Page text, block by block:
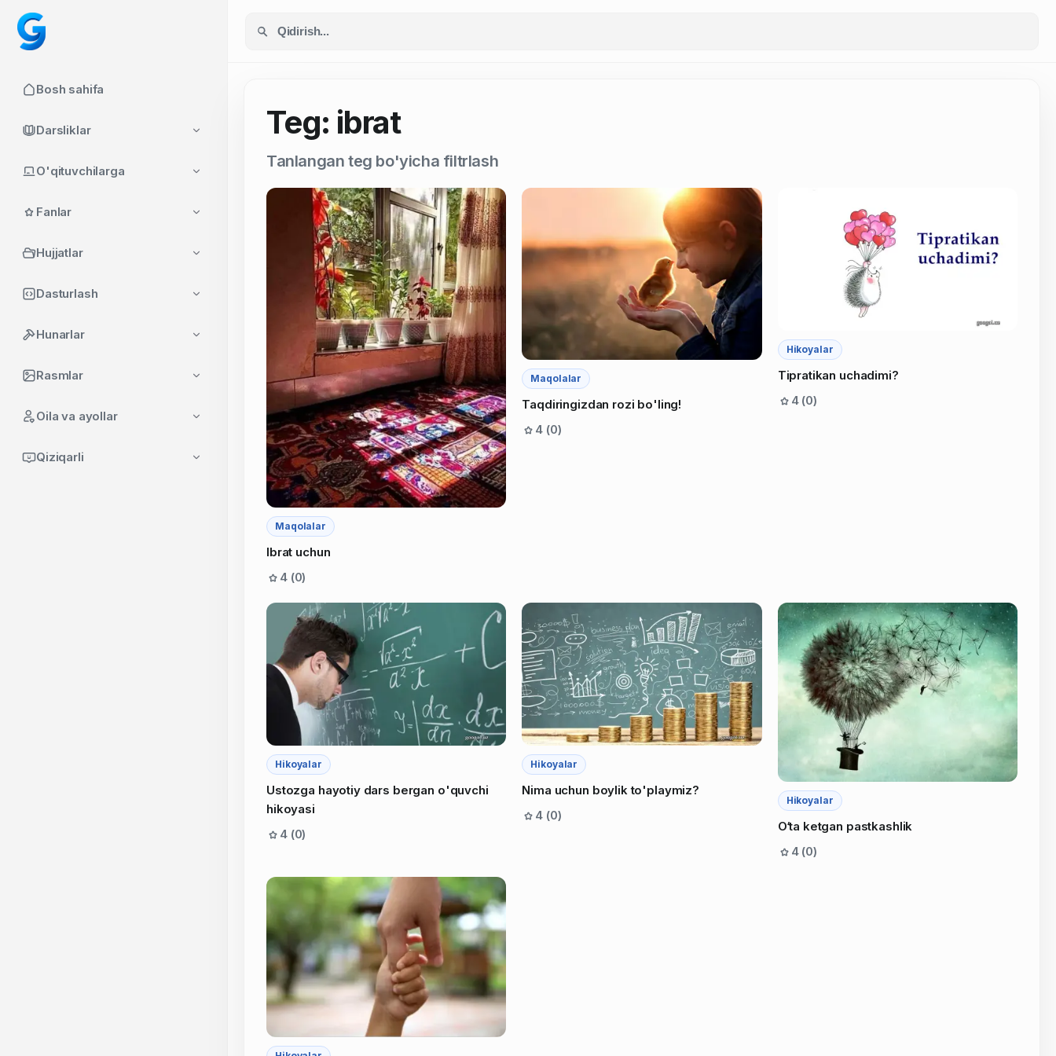
Bosh sahifa
Darsliklar
O'qituvchilarga
Fanlar
Hujjatlar
Dasturlash
Hunarlar
Rasmlar
Oila va ayollar
Qiziqarli
Teg: ibrat
Tanlangan teg bo'yicha filtrlash
Maqolalar
Ibrat uchun
4 (0)
Maqolalar
Taqdiringizdan rozi bo'ling!
4 (0)
Hikoyalar
Tipratikan uchadimi?
4 (0)
Hikoyalar
Ustozga hayotiy dars bergan o'quvchi
hikoyasi
4 (0)
Hikoyalar
Nima uchun boylik to'playmiz?
4 (0)
Hikoyalar
O‘ta ketgan pastkashlik
4 (0)